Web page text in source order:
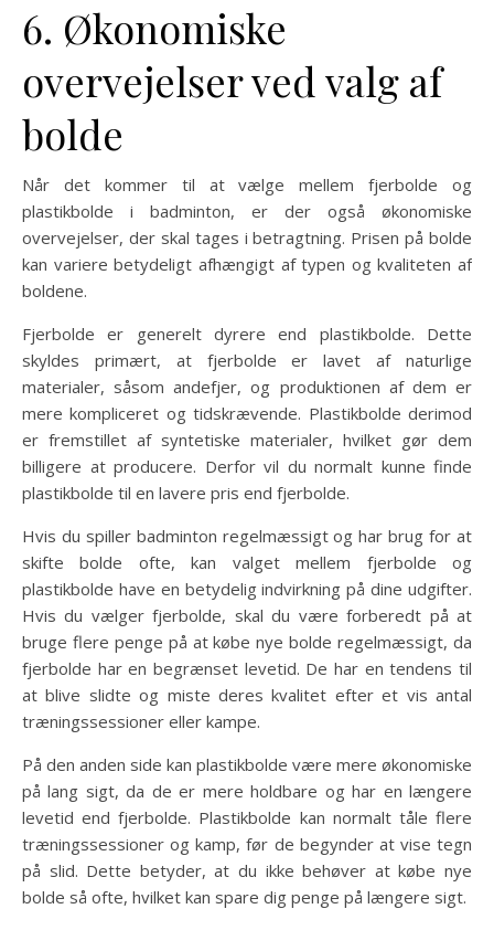
6. Økonomiske
overvejelser ved valg af
bolde
Når det kommer til at vælge mellem fjerbolde og
plastikbolde i badminton, er der også økonomiske
overvejelser, der skal tages i betragtning. Prisen på bolde
kan variere betydeligt afhængigt af typen og kvaliteten af
boldene.
Fjerbolde er generelt dyrere end plastikbolde. Dette
skyldes primært, at fjerbolde er lavet af naturlige
materialer, såsom andefjer, og produktionen af dem er
mere kompliceret og tidskrævende. Plastikbolde derimod
er fremstillet af syntetiske materialer, hvilket gør dem
billigere at producere. Derfor vil du normalt kunne finde
plastikbolde til en lavere pris end fjerbolde.
Hvis du spiller badminton regelmæssigt og har brug for at
skifte bolde ofte, kan valget mellem fjerbolde og
plastikbolde have en betydelig indvirkning på dine udgifter.
Hvis du vælger fjerbolde, skal du være forberedt på at
bruge flere penge på at købe nye bolde regelmæssigt, da
fjerbolde har en begrænset levetid. De har en tendens til
at blive slidte og miste deres kvalitet efter et vis antal
træningssessioner eller kampe.
På den anden side kan plastikbolde være mere økonomiske
på lang sigt, da de er mere holdbare og har en længere
levetid end fjerbolde. Plastikbolde kan normalt tåle flere
træningssessioner og kamp, før de begynder at vise tegn
på slid. Dette betyder, at du ikke behøver at købe nye
bolde så ofte, hvilket kan spare dig penge på længere sigt.